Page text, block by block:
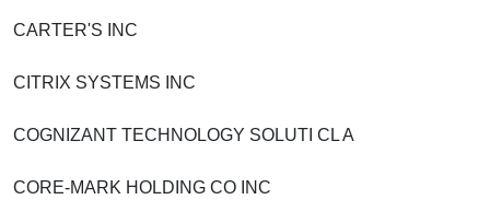
CARTER'S INC
CITRIX SYSTEMS INC
COGNIZANT TECHNOLOGY SOLUTI CL A
CORE-MARK HOLDING CO INC